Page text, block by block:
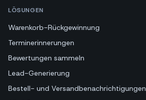
LÖSUNGEN
Warenkorb-Rückgewinnung
Terminerinnerungen
Bewertungen sammeln
Lead-Generierung
Bestell- und Versandbenachrichtigungen